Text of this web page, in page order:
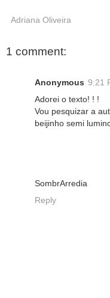
Adriana Oliveira
1 comment:
Anonymous 9:21
Adorei o texto! ! !
Vou pesquizar a
beijinho semi
SombrArredia
Reply